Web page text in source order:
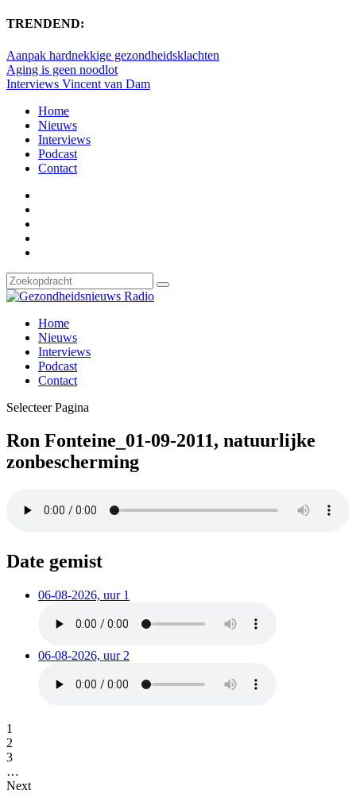
TRENDEND:
Aanpak hardnekkige gezondheidsklachten
Aging is geen noodlot
Interviews Vincent van Dam
Home
Nieuws
Interviews
Podcast
Contact
Home
Nieuws
Interviews
Podcast
Contact
Selecteer Pagina
Ron Fonteine_01-09-2011, natuurlijke
zonbescherming
Date gemist
06-08-2026, uur 1
06-08-2026, uur 2
1
2
3
…
Next